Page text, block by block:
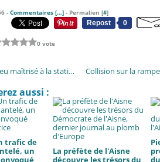
- Commentaires […] - Permalien [#]
Repost
0
0 vote
Beautor : Feu maîtrisé à la station électrique
aussi :
trafic de
un
La préfète de l'Aisne
découvre les trésors du